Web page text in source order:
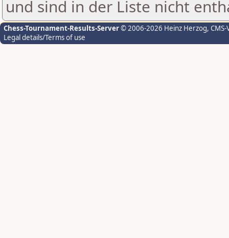
und sind in der Liste nicht
Chess-Tournament-Results-Server© 2006-2026 Heinz Herzog,
Legal details/Terms of use